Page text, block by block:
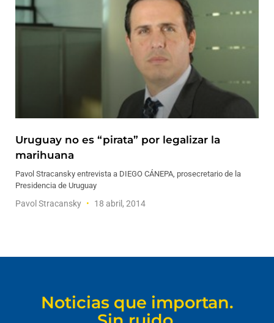
Uruguay no es “pirata” por legalizar la
marihuana
Pavol Stracansky entrevista a DIEGO CÁNEPA, prosecretario de la
Presidencia de Uruguay
Pavol Stracansky 18 abril, 2014
Noticias que importan.